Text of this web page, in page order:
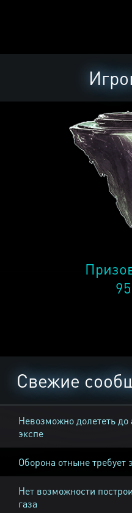
Свежие
Невозможно долететь до
экспе
Оборона отныне требует
Нет возможности
газа